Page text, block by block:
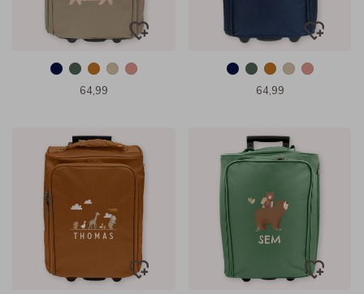
64,99 64,99